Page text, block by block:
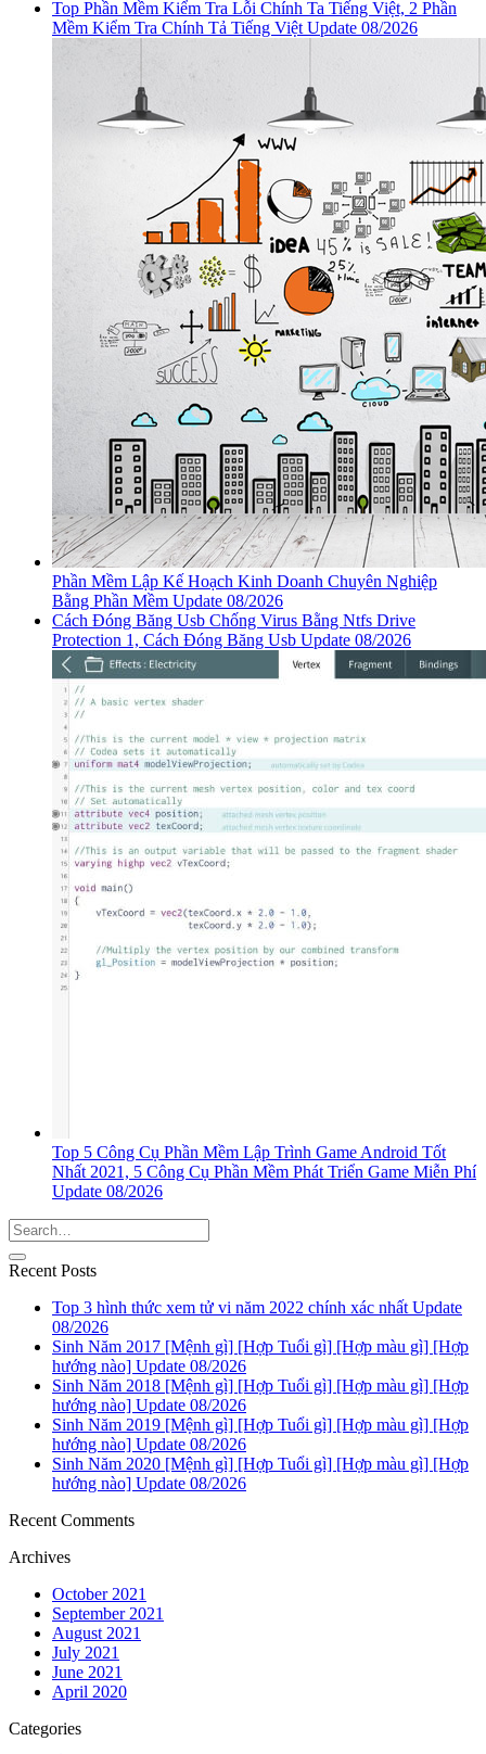
Top Phần Mềm Kiểm Tra Lỗi Chính Ta Tiếng Việt, 2 Phần
Mềm Kiểm Tra Chính Tả Tiếng Việt Update 08/2026
Phần Mềm Lập Kế Hoạch Kinh Doanh Chuyên Nghiệp
Bằng Phần Mềm Update 08/2026
Cách Đóng Băng Usb Chống Virus Bằng Ntfs Drive
Protection 1, Cách Đóng Băng Usb Update 08/2026
Top 5 Công Cụ Phần Mềm Lập Trình Game Android Tốt
Nhất 2021, 5 Công Cụ Phần Mềm Phát Triển Game Miễn Phí
Update 08/2026
Recent Posts
Top 3 hình thức xem tử vi năm 2022 chính xác nhất Update
08/2026
Sinh Năm 2017 [Mệnh gì] [Hợp Tuổi gì] [Hợp màu gì] [Hợp
hướng nào] Update 08/2026
Sinh Năm 2018 [Mệnh gì] [Hợp Tuổi gì] [Hợp màu gì] [Hợp
hướng nào] Update 08/2026
Sinh Năm 2019 [Mệnh gì] [Hợp Tuổi gì] [Hợp màu gì] [Hợp
hướng nào] Update 08/2026
Sinh Năm 2020 [Mệnh gì] [Hợp Tuổi gì] [Hợp màu gì] [Hợp
hướng nào] Update 08/2026
Recent Comments
Archives
October 2021
September 2021
August 2021
July 2021
June 2021
April 2020
Categories